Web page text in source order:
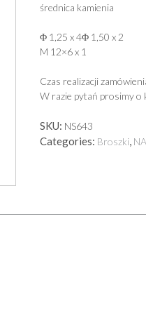
średnica kamienia
Φ 1,25 x 4Φ 1,50 x 2
M 12×6 x 1
Czas realizacji
W razie pytań prosimy
SKU: NS643
Categories: Broszki